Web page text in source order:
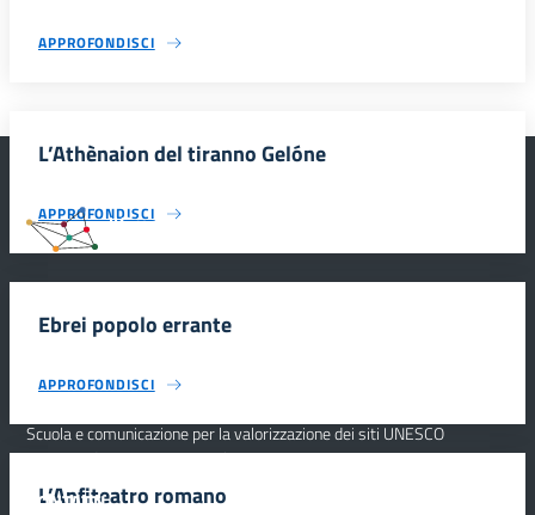
APPROFONDISCI
L’Athènaion del tiranno Gelóne
APPROFONDISCI
Ebrei popolo errante
APPROFONDISCI
L’Anfiteatro romano
#SmartEducationUnescoSicilia
Scuola e comunicazione per la valorizzazione dei siti UNESCO
#SmartEducationUnescoSicilia - cinque sensi per sette siti
CONTATTI